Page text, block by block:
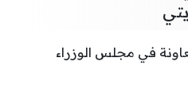
في مجلس الوزراء